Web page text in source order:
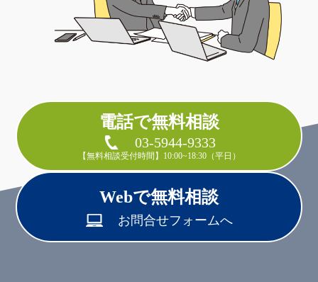
電話で無料相談
03-5944-9333
【無料相談受付時間】10:00~18:30（平日）
Webで無料相談
お問合せフォームへ